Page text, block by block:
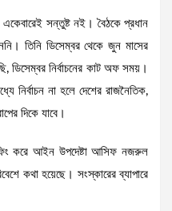
সন্তুষ্ট নই। বৈঠকে প্রধান
তিনি ডিসেম্বর থেকে জুন মাসের
ডিসেম্বর নির্বাচনের কাট অফ সময়।
নির্বাচন না হলে দেশের রাজনৈতিক,
দিকে যাবে।
করে আইন উপদেষ্টা আসিফ নজরুল
কথা হয়েছে। সংস্কারের ব্যাপারে